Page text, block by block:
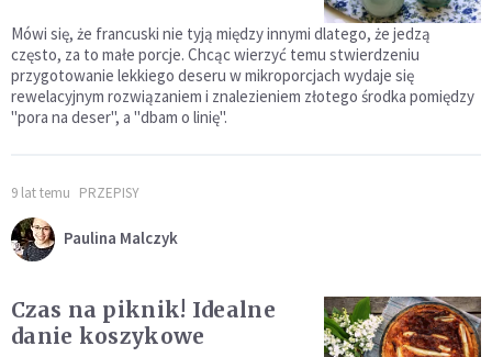
Mówi się, że francuski nie tyją między innymi dlatego, że jedzą
często, za to małe porcje. Chcąc wierzyć temu stwierdzeniu
przygotowanie lekkiego deseru w mikroporcjach wydaje się
rewelacyjnym rozwiązaniem i znalezieniem złotego środka pomiędzy
"pora na deser", a "dbam o linię".
9 lat temu PRZEPISY
Paulina Malczyk
Czas na piknik! Idealne
danie koszykowe